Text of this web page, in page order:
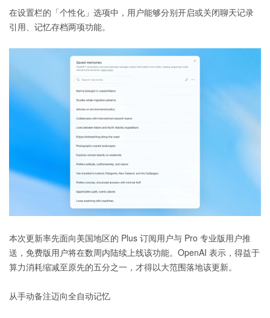
在设置栏的「个性化」选项中，用户能够分别开启或关闭聊天记录
引用、记忆存档两项功能。
本次更新率先面向美国地区的 Plus 订阅用户与 Pro 专业版用户推
送，免费版用户将在数周内陆续上线该功能。OpenAI 表示，得益于
算力消耗缩减至原先的五分之一，才得以大范围落地该更新。
从手动备注迈向全自动记忆